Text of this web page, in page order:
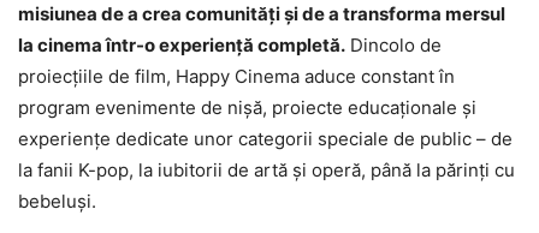
misiunea de a crea comunități și de a transforma mersul
la cinema într-o experiență completă. Dincolo de
proiecțiile de film, Happy Cinema aduce constant în
program evenimente de nișă, proiecte educaționale și
experiențe dedicate unor categorii speciale de public – de
la fanii K-pop, la iubitorii de artă și operă, până la părinți cu
bebeluși.